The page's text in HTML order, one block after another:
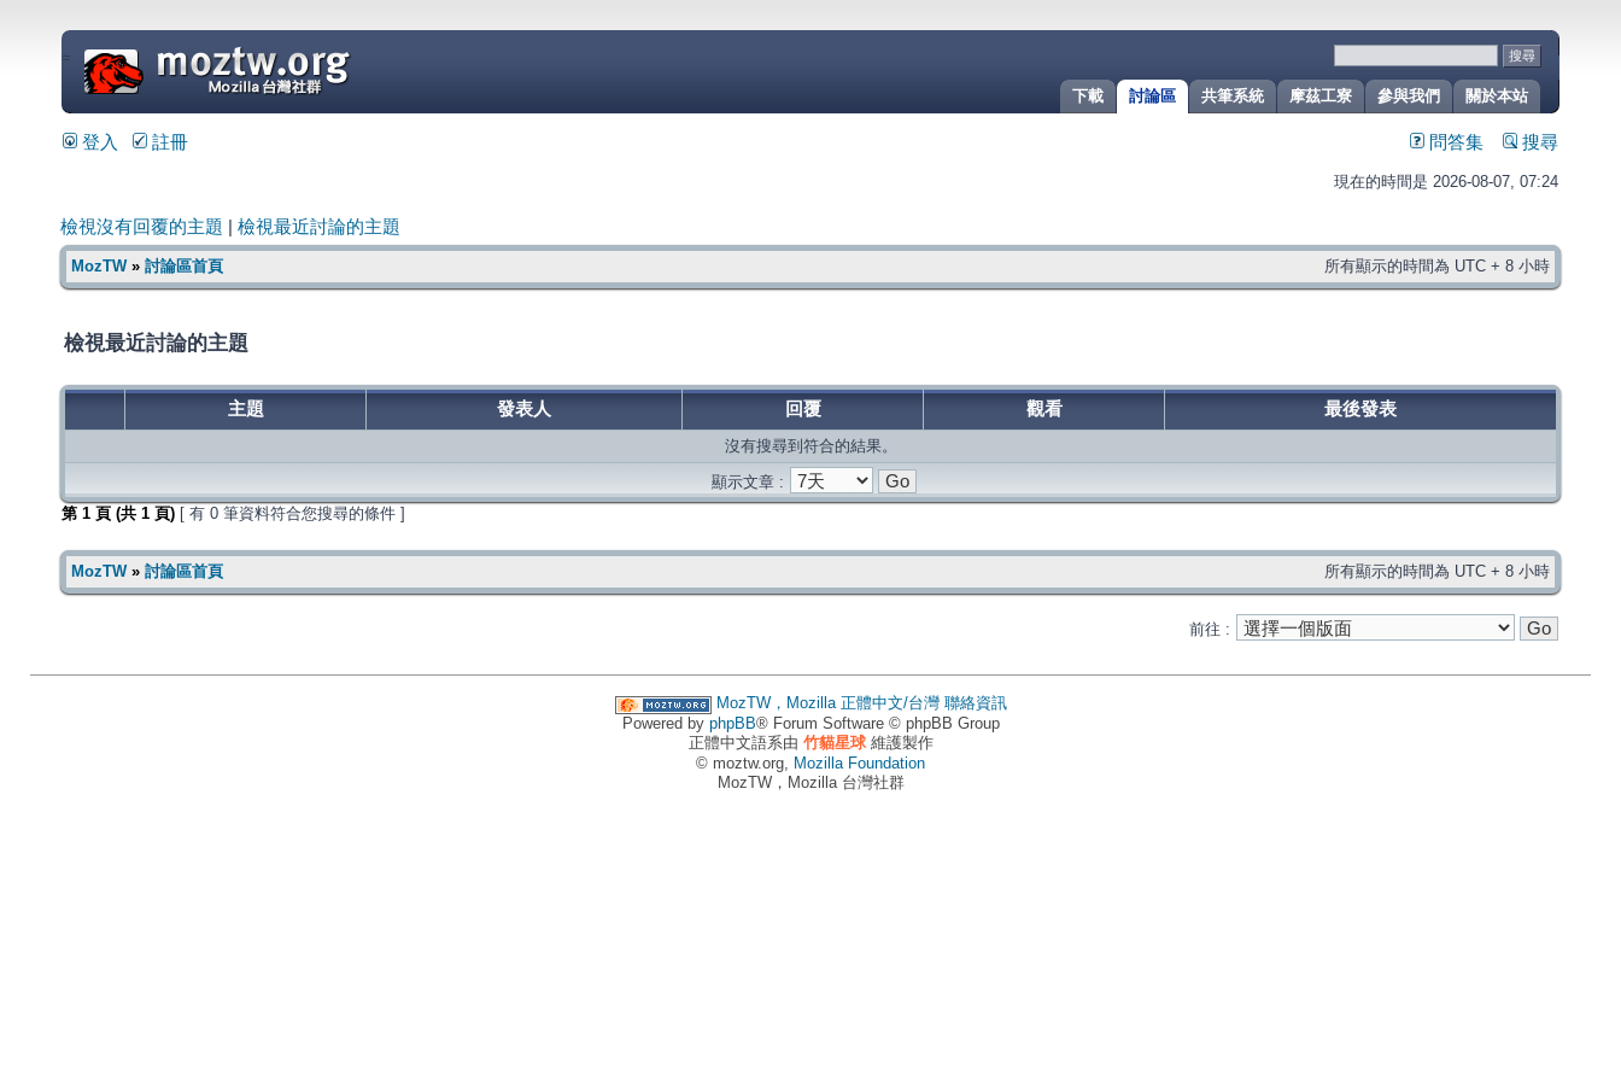
關於本站
參與我們
摩茲工寮
共筆系統
討論區
下載
=
登入 註冊 問答集 搜尋
現在的時間是 2026-08-07, 07:24
檢視沒有回覆的主題 檢視最近討論的主題
MozTW» 討論區首頁 所有顯示的時間為 UTC + 8 小時
檢視最近討論的主題
主題 發表人 回覆 觀看 最後發表
沒有搜尋到符合的結果。
顯示文章 :
第 1 頁 (共 1 頁) [ 有 0 筆資料符合您搜尋的條件 ]
MozTW» 討論區首頁 所有顯示的時間為 UTC + 8 小時
前往 :
MozTW，Mozilla 正體中文/台灣 聯絡資訊
Powered by phpBB® Forum Software © phpBB Group
正體中文語系由 竹貓星球維護製作
© moztw.org, Mozilla Foundation
MozTW，Mozilla 台灣社群